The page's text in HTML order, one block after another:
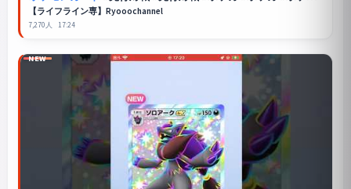
再販最新情報 #ポケカ再販最新情報
【ライフライン専】Ryooochannel
7,270人 17:24
NEW